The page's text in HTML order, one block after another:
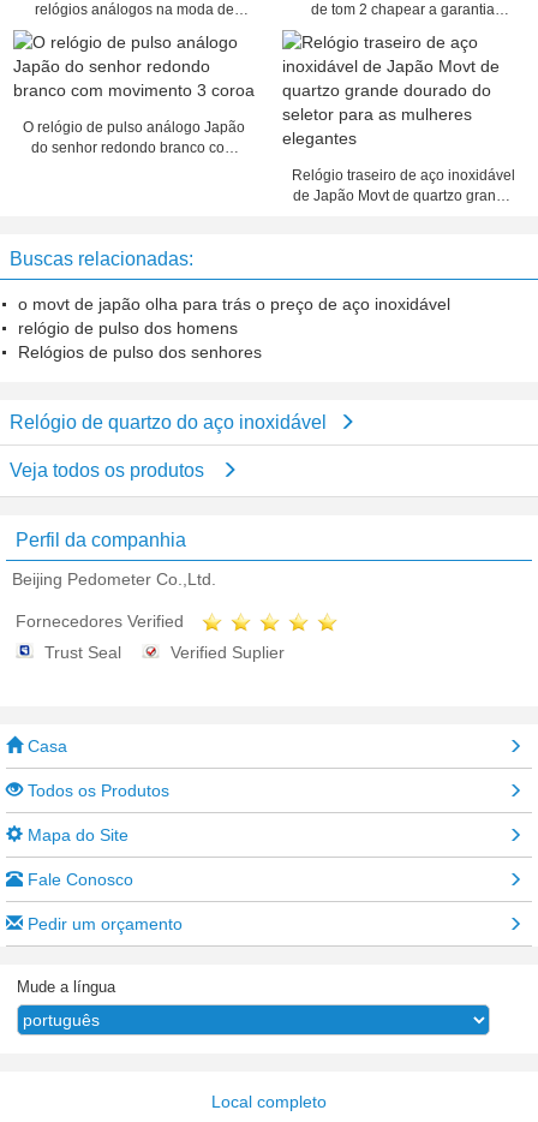
relógios análogos na moda de
de tom 2 chapear a garantia
impermeável do fornecedor 3ATM
por 1 ano
O relógio de pulso análogo Japão
do senhor redondo branco com
Relógio traseiro de aço inoxidável
de Japão Movt de quartzo grande
Buscas relacionadas:
o movt de japão olha para trás o preço de aço inoxidável
relógio de pulso dos homens
Relógios de pulso dos senhores
Relógio de quartzo do aço inoxidável
Veja todos os produtos
Perfil da companhia
Beijing Pedometer Co.,Ltd.
Fornecedores Verified
Trust Seal
Verified Suplier
Casa
Todos os Produtos
Mapa do Site
Fale Conosco
Pedir um orçamento
Mude a língua
Local completo